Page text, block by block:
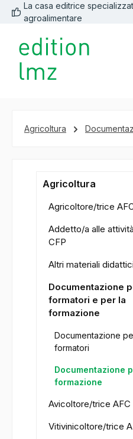
Passa alla
La casa editrice
agroalimentare
Agricoltura
Agricoltura
Agricoltore/trice
Addetto/a alle
CFP
Altri materiali
Documentazione
formatori e per la
formazione
Documentazione
formatori
Documentazione
formazione
Avicoltore/trice AFC
Vitivinicoltore/trice